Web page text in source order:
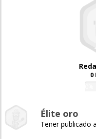
0
Élite oro
Tener publicado